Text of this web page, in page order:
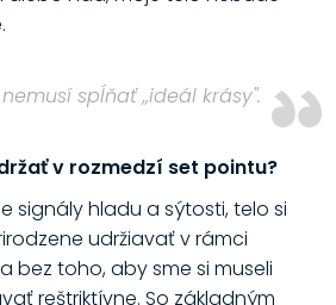
spĺňať „ideál krásy".
v rozmedzí set pointu?
signály hladu a sýtosti, telo si
udržiavať v rámci
bez toho, aby sme si museli
reštriktívne. So základným